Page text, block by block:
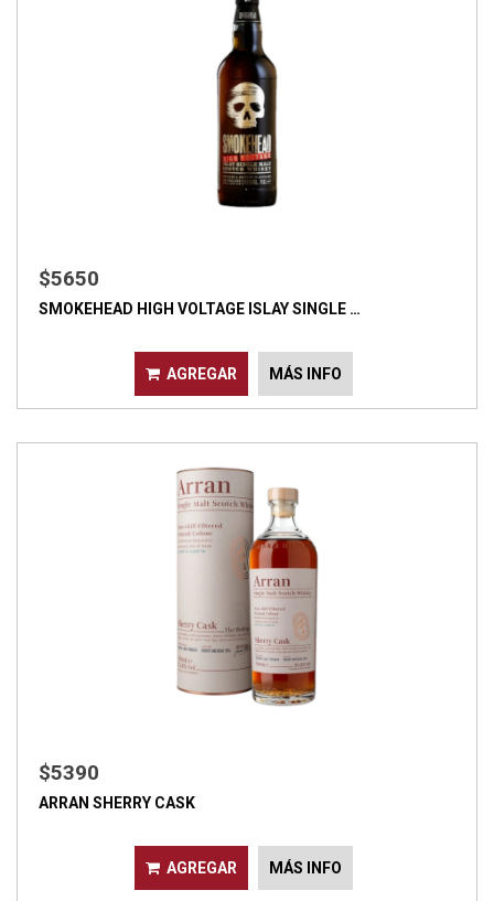
$5650
SMOKEHEAD HIGH VOLTAGE ISLAY SINGLE …
AGREGAR MÁS INFO
$5390
ARRAN SHERRY CASK
AGREGAR MÁS INFO